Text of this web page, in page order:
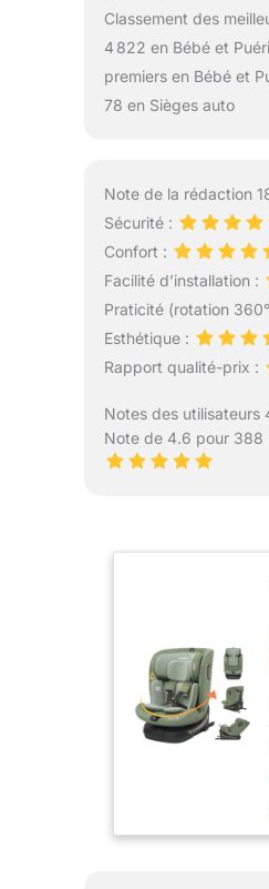
Classement des
4 822 en Bébé et
premiers en Bébé et
78 en Sièges auto
Note de la rédaction
Sécurité :
Confort :
Facilité d’installation :
Praticité (rotation
Esthétique :
Rapport qualité-prix :
Notes des utilisateurs
Note de 4.6 pour 388